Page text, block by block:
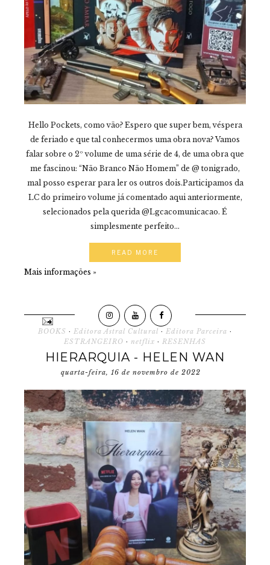
Hello Pockets, como vão? Espero que super bem, véspera
de feriado e que tal conhecermos uma obra nova? Vamos
falar sobre o 2º volume de uma série de 4, de uma obra que
me fascinou: “Não Branco Não Homem” de @ tonigrado,
mal posso esperar para ler os outros dois.Participamos da
LC do primeiro volume já comentado aqui anteriormente,
selecionados pela querida @Lgcacomunicacao. É
simplesmente perfeito...
READ MORE
Mais informações »
BOOKS · Editora Astral Cultural · Editora Parceira ·
ESTRANGEIRO · netflix · RESENHAS
HIERARQUIA - HELEN WAN
quarta-feira, 16 de novembro de 2022